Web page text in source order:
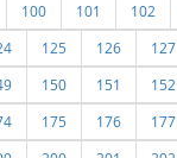
100 101 102
125 126 127
150 151 152
175 176 177